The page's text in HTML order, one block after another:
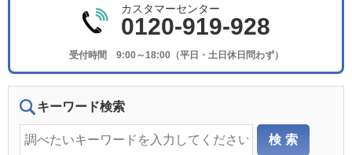
カスタマーセンター
0120-919-928
受付時間 9:00～18:00（平日・土日休日問わず）
キーワード検索